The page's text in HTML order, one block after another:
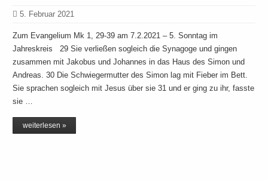
5. Februar 2021
Zum Evangelium Mk 1, 29-39 am 7.2.2021 – 5. Sonntag im
Jahreskreis 29 Sie verließen sogleich die Synagoge und gingen
zusammen mit Jakobus und Johannes in das Haus des Simon und
Andreas. 30 Die Schwiegermutter des Simon lag mit Fieber im Bett.
Sie sprachen sogleich mit Jesus über sie 31 und er ging zu ihr, fasste
sie …
weiterlesen »